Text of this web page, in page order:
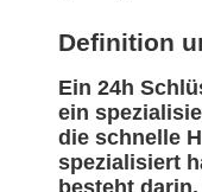
Definition
Ein 24h
ein
die schnelle
spezialisiert